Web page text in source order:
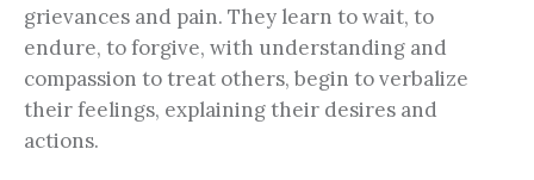
grievances and pain. They learn to wait, to
endure, to forgive, with understanding and
compassion to treat others, begin to verbalize
their feelings, explaining their desires and
actions.